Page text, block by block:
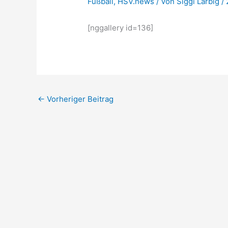
[nggallery id=136]
← Vorheriger Beitrag